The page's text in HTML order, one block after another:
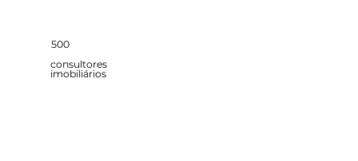
500
consultores
imobiliários